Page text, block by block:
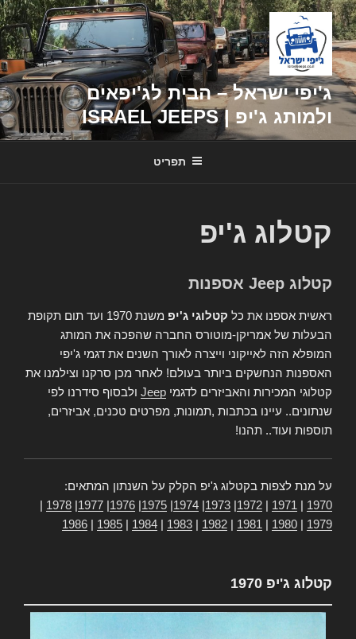
דילוג
לתוכן
ג'יפי ישראל – הבית לג'יפאים
ולמותג ג'יפ | ISRAEL JEEPS
תפריט
קטלוג ג'יפ
קטלוג Jeep אספנות
ראשית אספנו את כל קטלוגי ג'יפ
משנת 1970 ועד תום תקופת
הבעלות של אמריקן-מוטורס החברה שהפכה את המותג
המופלא הזה לאייקוני וייצרה לאורך השנים את דגמי ג'יפי
האספנות הנחשקים ביותר בעולם! לאחר מכן סרקנו וצילמנו את
קטלוגי המכירות והאביזרים לדגמי Jeep ולבסוף סידרנו לפי
שנתונים.. עיינו בכתבות ,תמונות, מפרטים טכנים, אביזרים,
תוספות ועוד.. תהנו!
על מנת לצפות בקטלוג ג'יפ הקלק על השנתון המתאים:
1970
1971
1972
1973
1974
1975
1976
1977
1978
1979
1980
1981
1982
1983
1984
1985
1986
קטלוג ג'יפ 1970